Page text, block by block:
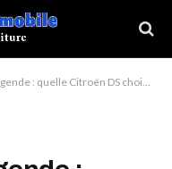
: quelle Citroën DS choisir ?